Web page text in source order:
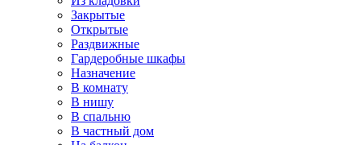
Закрытые
Открытые
Раздвижные
Гардеробные шкафы
Назначение
В комнату
В нишу
В спальню
В частный дом